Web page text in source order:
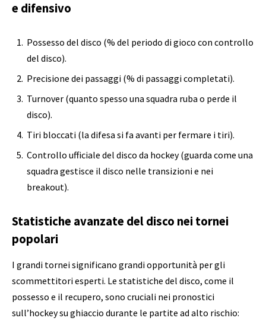
e difensivo
Possesso del disco (% del periodo di gioco con controllo
del disco).
Precisione dei passaggi (% di passaggi completati).
Turnover (quanto spesso una squadra ruba o perde il
disco).
Tiri bloccati (la difesa si fa avanti per fermare i tiri).
Controllo ufficiale del disco da hockey (guarda come una
squadra gestisce il disco nelle transizioni e nei
breakout).
Statistiche avanzate del disco nei tornei
popolari
I grandi tornei significano grandi opportunità per gli
scommettitori esperti. Le statistiche del disco, come il
possesso e il recupero, sono cruciali nei pronostici
sull’hockey su ghiaccio durante le partite ad alto rischio: